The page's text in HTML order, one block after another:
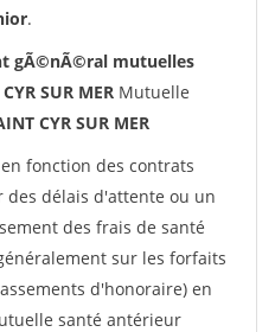
.
gÃ©nÃ©ral mutuelles
SUR MER Mutuelle
CYR SUR MER
fonction des contrats
des délais d'attente ou un
des frais de santé
sur les forfaits
d'honoraire) en
santé antérieur